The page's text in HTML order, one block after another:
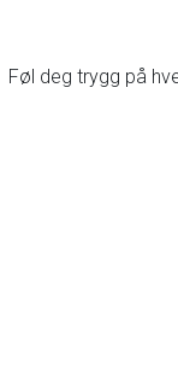
Føl deg trygg på